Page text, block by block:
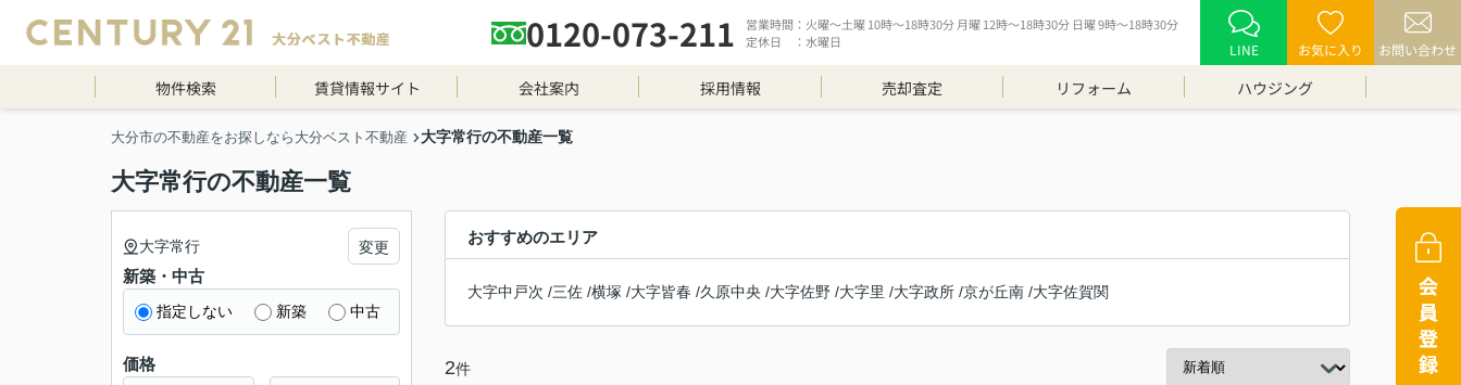
0120-073-211
営業時間：火曜～土曜 10時～18時30分 月曜 12時～18時30分 日曜 9時～18時30分
定休日 ：水曜日
LINE お気に入り お問い合わせ
物件検索 賃貸情報サイト 会社案内 採用情報 売却査定 リフォーム ハウジング
大分市の不動産をお探しなら大分ベスト不動産 大字常行の不動産一覧
大字常行の不動産一覧
おすすめのエリア
大字中戸次 /三佐 /横塚 /大字皆春 /久原中央 /大字佐野 /大字里 /大字政所 /京が丘南 /大字佐賀関
2件
大字常行 変更
新築・中古
指定しない 新築 中古
価格